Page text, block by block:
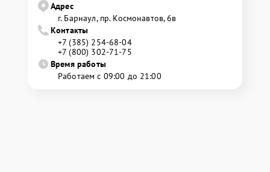
Адрес
г. Барнаул, ​пр. Космонавтов, 6в
Контакты
+7 (385) 254-68-04
+7 (800) 302-71-75
Время работы
Работаем с 09:00 до 21:00